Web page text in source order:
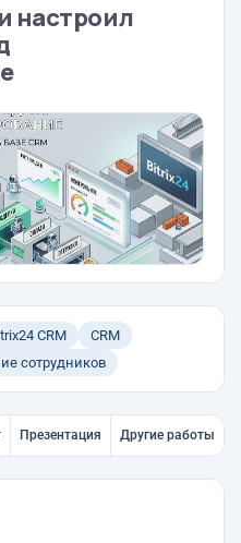
настроил
CRM
CRM
сотрудников
Презентация Другие работы